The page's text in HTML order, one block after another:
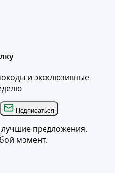
и эксклюзивные
Подписаться
лучшие предложения.
момент.